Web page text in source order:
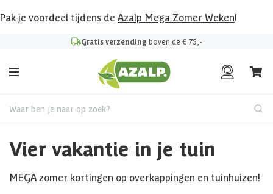
Pak je voordeel tijdens de Azalp Mega Zomer Weken!
Gratis verzending boven de € 75,-
Waar ben je naar op zoek?
Vier vakantie in je tuin
MEGA zomer kortingen op overkappingen en tuinhuizen!